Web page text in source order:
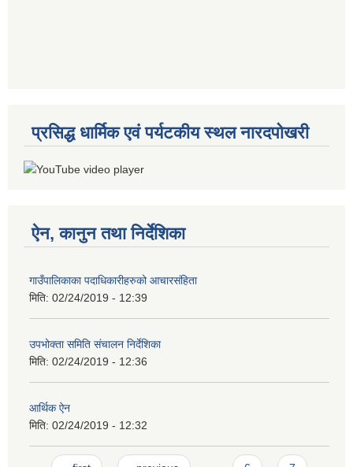
प्रसिद्ध धार्मिक एवं पर्यटकीय स्थल नारदपोखरी
ऐन, कानुन तथा निर्देशिका
गाउँपालिकाका पदाधिकारीहरुको आचारसंहिता
मिति: 02/24/2019 - 12:39
उपभोक्ता समिति संचालन निर्देशिका
मिति: 02/24/2019 - 12:36
आर्थिक ऐन
मिति: 02/24/2019 - 12:32